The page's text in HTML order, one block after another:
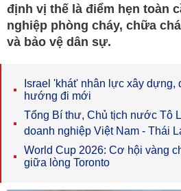
định vị thế là điểm hẹn toàn
nghiệp phòng cháy, chữa
và bảo vệ dân sự.
Israel 'khát' nhân lực xây dựng,
hướng đi mới
Tổng Bí thư, Chủ tịch nước Tô
doanh nghiệp Việt Nam - Thái
World Cup 2026: Cơ hội vàng
giữa lòng Toronto